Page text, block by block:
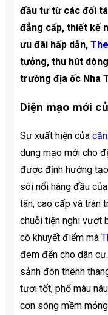
đầu tư từ các đối
đẳng cấp, thiết kế
ưu đãi hấp dẫn,
tưởng, thu hút
trường địa ốc Nha
Diện mạo mới
Sự xuất hiện của
dung mạo mới cho
được định hướng
sôi nổi hàng đầu
tân, cao cấp và tràn
chuỗi tiện nghi vượt
có khuyết điểm mà
đem đến cho dân
sảnh đón thênh
tươi tốt, phổ màu
cơn sóng mềm